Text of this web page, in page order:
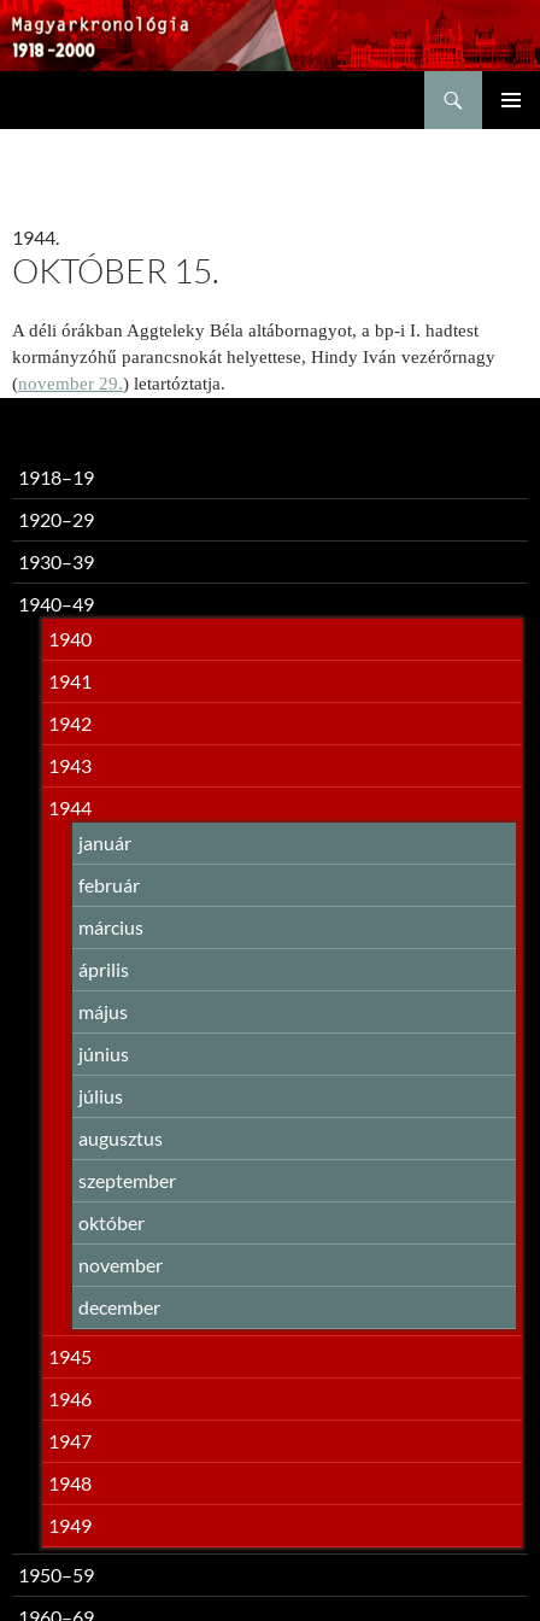
1944.
OKTÓBER 15.
A déli órákban Aggteleky Béla altábornagyot, a bp-i I. hadtest
kormányzóhű parancsnokát helyettese, Hindy Iván vezérőrnagy
(november 29.) letartóztatja.
1918–19
1920–29
1930–39
1940–49
1940
1941
1942
1943
1944
január
február
március
április
május
június
július
augusztus
szeptember
október
november
december
1945
1946
1947
1948
1949
1950–59